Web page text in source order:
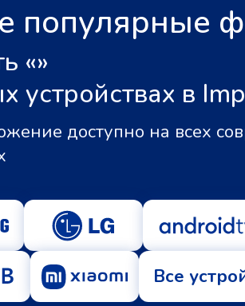
популярные
«»
устройствах в
доступно на всех
Все